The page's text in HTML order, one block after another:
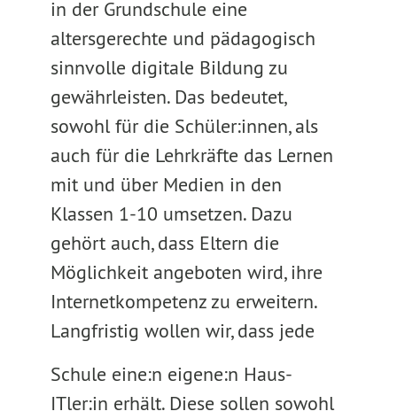
in der Grundschule eine
altersgerechte und pädagogisch
sinnvolle digitale Bildung zu
gewährleisten. Das bedeutet,
sowohl für die Schüler:innen, als
auch für die Lehrkräfte das Lernen
mit und über Medien in den
Klassen 1-10 umsetzen. Dazu
gehört auch, dass Eltern die
Möglichkeit angeboten wird, ihre
Internetkompetenz zu erweitern.
Langfristig wollen wir, dass jede
Schule eine:n eigene:n Haus-
ITler:in erhält. Diese sollen sowohl